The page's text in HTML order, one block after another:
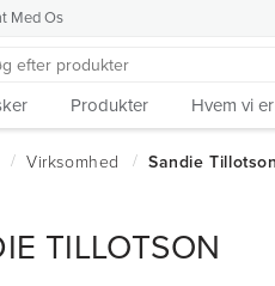
Med Os
Produkter Hvem vi er
TILLOTSON